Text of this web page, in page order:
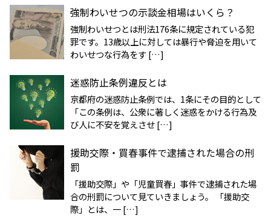
強制わいせつの示談金相場はいくら？
強制わいせつとは刑法176条に規定されている犯
罪です。13歳以上に対しては暴行や脅迫を用いて
わいせつな行為をす […]
迷惑防止条例違反とは
京都府の迷惑防止条例では、1条にその目的として
「この条例は、公衆に著しく迷惑をかける行為及
び人に不安を覚えさせ […]
援助交際・買春事件で逮捕された場合の刑
罰
「援助交際」や「児童買春」事件で逮捕された場
合の刑罰について見ていきましょう。 「援助交
際」とは、一 […]